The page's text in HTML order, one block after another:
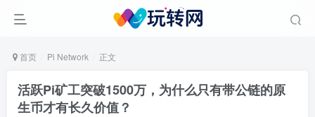
首页 Pi Network 正文
活跃Pi矿工突破1500万，为什么只有带公链的原
生币才有长久价值？